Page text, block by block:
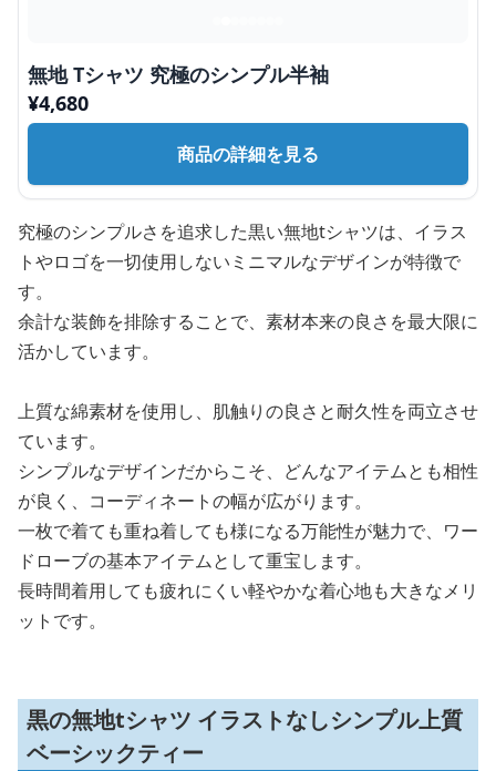
無地 Tシャツ 究極のシンプル半袖
¥4,680
商品の詳細を見る
究極のシンプルさを追求した黒い無地tシャツは、イラス
トやロゴを一切使用しないミニマルなデザインが特徴で
す。
余計な装飾を排除することで、素材本来の良さを最大限に
活かしています。
上質な綿素材を使用し、肌触りの良さと耐久性を両立させ
ています。
シンプルなデザインだからこそ、どんなアイテムとも相性
が良く、コーディネートの幅が広がります。
一枚で着ても重ね着しても様になる万能性が魅力で、ワー
ドローブの基本アイテムとして重宝します。
長時間着用しても疲れにくい軽やかな着心地も大きなメリ
ットです。
黒の無地tシャツ イラストなしシンプル上質
ベーシックティー